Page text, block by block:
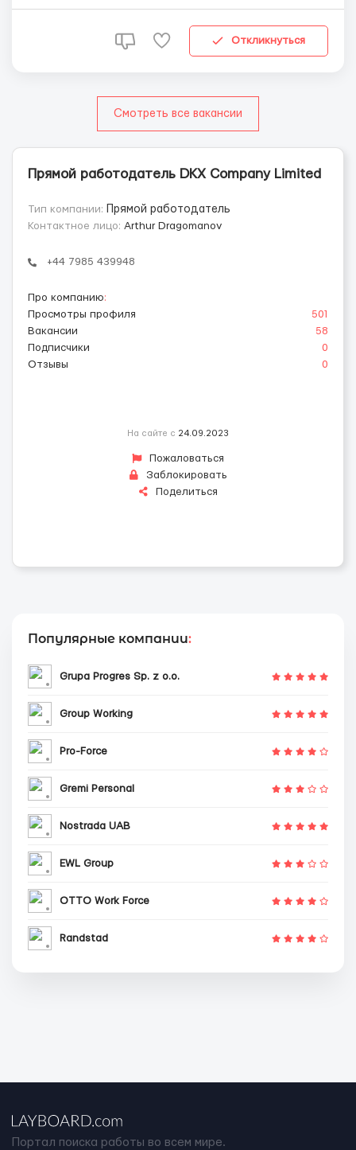
мире криптовалют. Обязанности: Анализировать
криптовалютные рынки с цель...
Откликнуться
Смотреть все вакансии
Прямой работодатель DKX Company Limited
Тип компании:
Прямой работодатель
Контактное лицо: Arthur Dragomanov
+44 7985 439948
Про компанию:
Просмотры профиля
501
Вакансии
58
Подписчики
0
Отзывы
0
На сайте с 24.09.2023
Пожаловаться
Заблокировать
Поделиться
Популярные компании:
Grupa Progres Sp. z o.o.
Group Working
Pro-Force
Gremi Personal
Nostrada UAB
EWL Group
OTTO Work Force
Randstad
Портал поиска работы во всем мире.